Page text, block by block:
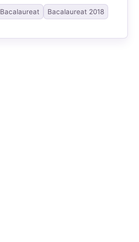
Bacalaureat Bacalaureat 2018